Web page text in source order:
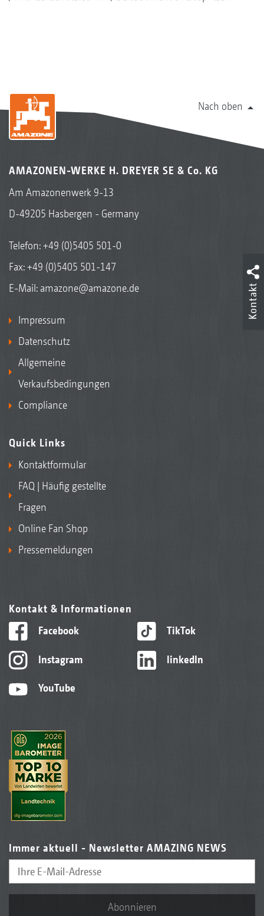
Nach oben
AMAZONEN-WERKE H. DREYER SE & Co. KG
Am Amazonenwerk 9-13
D-49205 Hasbergen - Germany
Telefon:+49 (0)5405 501-0
Fax: +49 (0)5405 501-147
E-Mail: amazone@amazone.de
Impressum
Datenschutz
Allgemeine
Verkaufsbedingungen
Compliance
Quick Links
Kontaktformular
FAQ | Häufig gestellte
Fragen
Online Fan Shop
Pressemeldungen
Kontakt & Informationen
Facebook
Instagram
YouTube
TikTok
linkedIn
Immer aktuell - Newsletter AMAZING NEWS
Abonnieren
Kontakt